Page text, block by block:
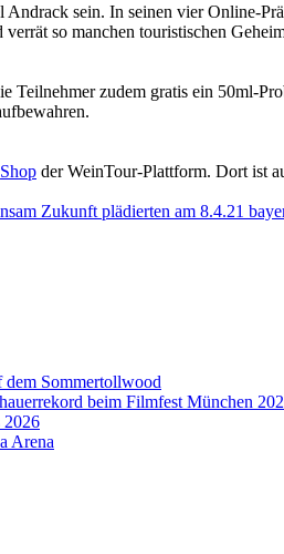
sein. In seinen vier Online-
so manchen touristischen
zudem gratis ein 50ml-
Shop der WeinTour-Plattform. Dort ist
Zukunft plädierten am 8.4.21
dem Sommertollwood
beim Filmfest München
2026
Arena